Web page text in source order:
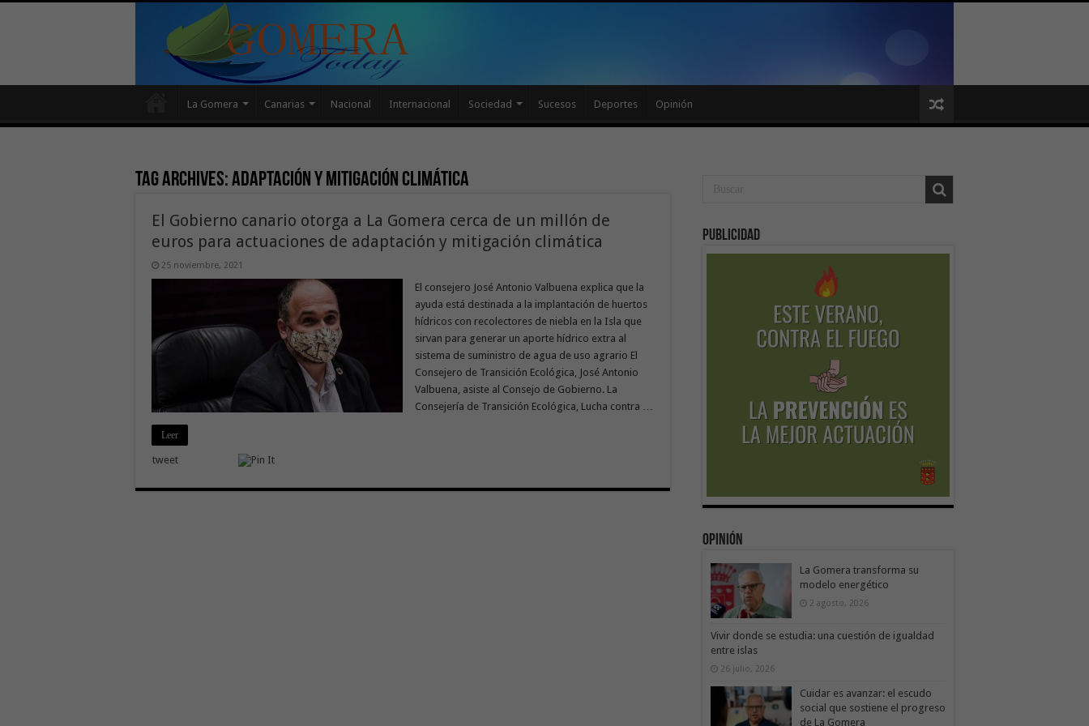
La Gomera Canarias Nacional Internacional Sociedad Sucesos Deportes Opinión
Tag Archives:adaptación y mitigación climática
El Gobierno canario otorga a La Gomera cerca de un millón de
euros para actuaciones de adaptación y mitigación climática
25 noviembre, 2021
El consejero José Antonio Valbuena explica que la
ayuda está destinada a la implantación de huertos
hídricos con recolectores de niebla en la Isla que
sirvan para generar un aporte hídrico extra al
sistema de suministro de agua de uso agrario El
Consejero de Transición Ecológica, José Antonio
Valbuena, asiste al Consejo de Gobierno. La
Consejería de Transición Ecológica, Lucha contra …
Leer
tweet
Publicidad
Opinión
La Gomera transforma su
modelo energético
2 agosto, 2026
Vivir donde se estudia: una cuestión de igualdad
entre islas
26 julio, 2026
Cuidar es avanzar: el escudo
social que sostiene el progreso
de La Gomera